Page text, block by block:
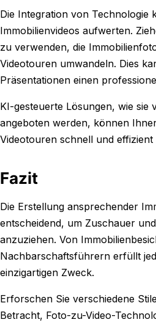
Die Integration von Technologie
Immobilienvideos aufwerten.
zu verwenden, die
Videotouren umwandeln. Dies
Präsentationen einen
KI-gesteuerte Lösungen, wie sie
angeboten werden, können
Videotouren schnell und effizient
Fazit
Die Erstellung ansprechender
entscheidend, um Zuschauer
anzuziehen. Von
Nachbarschaftsführern erfüllt
einzigartigen Zweck.
Erforschen Sie verschiedene
Betracht, Foto-zu-Video-